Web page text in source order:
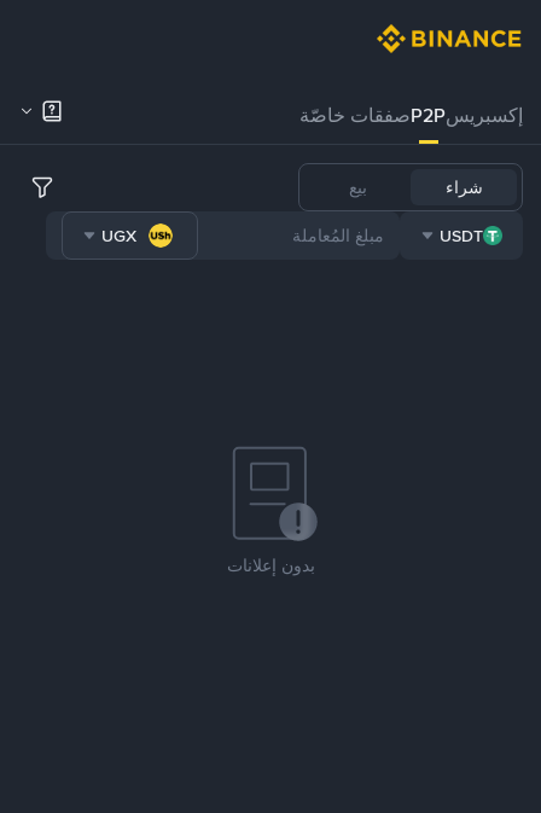
إكسبريسP2Pصفقات خاصّة
شراء بيع
USDT
UGX
بدون إعلانات